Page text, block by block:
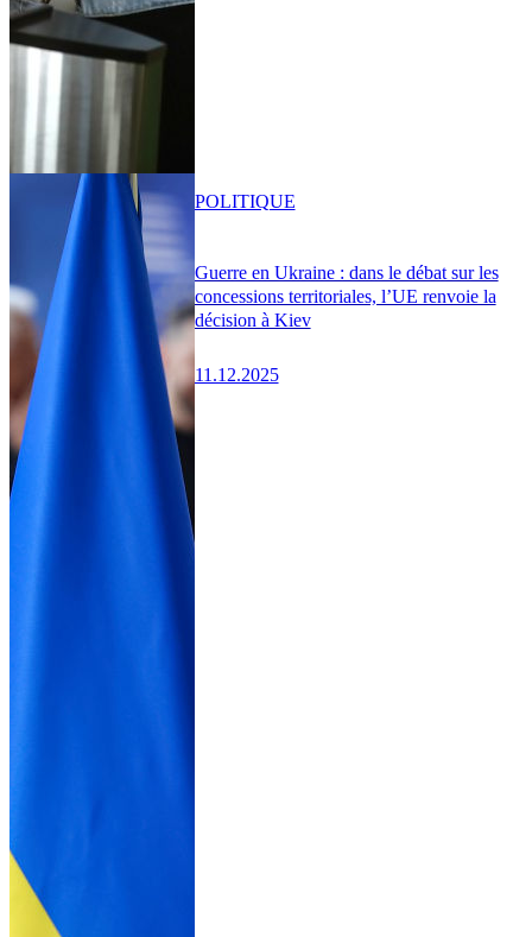
Guerre en Ukraine : dans le débat sur les
concessions territoriales, l’UE renvoie la
décision à Kiev
11.12.2025
POLITIQUE